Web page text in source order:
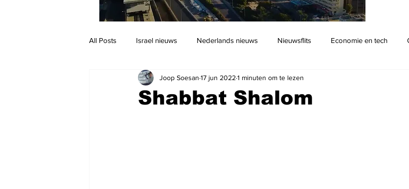
All Posts Israel nieuws Nederlands nieuws Nieuwsflits Economie en tech
Jodendom en cultuur Podcast
Shabbat Shalom
Joop Soesan 17 jun 2022 1 minuten om te lezen